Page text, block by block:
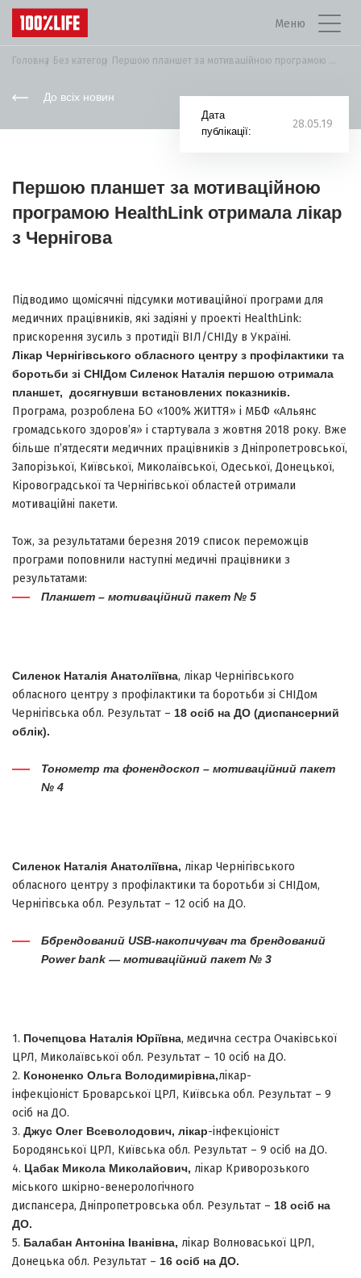
Меню
Головна Без категорії Першою планшет за мотиваційною програмою HealthLink ...
До всіх новин
Дата
публікації:
28.05.19
Першою планшет за мотиваційною
програмою HealthLink отримала лікар
з Чернігова
Підводимо щомісячні підсумки мотиваційної програми для
медичних працівників, які задіяні у проекті HealthLink:
прискорення зусиль з протидії ВІЛ/СНІДу в Україні.
Лікар Чернігівського обласного центру з профілактики та
боротьби зі СНІДом Силенок Наталія першою отримала
планшет, досягнувши встановлених показників.
Програма, розроблена БО «100% ЖИТТЯ» і МБФ «Альянс
громадського здоров’я» і стартувала з жовтня 2018 року. Вже
більше п’ятдесяти медичних працівників з Дніпропетровської,
Запорізької, Київської, Миколаївської, Одеської, Донецької,
Кіровоградської та Чернігівської областей отримали
мотиваційні пакети.
Тож, за результатами березня 2019 список переможців
програми поповнили наступні медичні працівники з
результатами:
Планшет – мотиваційний пакет № 5
Силенок Наталія Анатоліївна, лікар Чернігівського
обласного центру з профілактики та боротьби зі СНІДом
Чернігівська обл. Результат – 18 осіб на ДО (диспансерний
облік).
Тонометр та фонендоскоп – мотиваційний пакет
№ 4
Силенок Наталія Анатоліївна, лікар Чернігівського
обласного центру з профілактики та боротьби зі СНІДом,
Чернігівська обл. Результат – 12 осіб на ДО.
Ббрендований USB-накопичувач та брендований
Power bank — мотиваційний пакет № 3
1. Почепцова Наталія Юріївна, медична сестра Очаківської
ЦРЛ, Миколаївської обл. Результат – 10 осіб на ДО.
2. Кононенко Ольга Володимирівна,лікар-
інфекціоніст Броварської ЦРЛ, Київська обл. Результат – 9
осіб на ДО.
3. Джус Олег Всеволодович, лікар-інфекціоніст
Бородянської ЦРЛ, Київська обл. Результат – 9 осіб на ДО.
4. Цабак Микола Миколайович, лікар Криворозького
міського шкірно-венерологічного
диспансера, Дніпропетровська обл. Результат – 18 осіб на
ДО.
5. Балабан Антоніна Іванівна, лікар Волноваської ЦРЛ,
Донецька обл. Результат – 16 осіб на ДО.